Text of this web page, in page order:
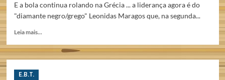
E a bola continua rolando na Grécia ... a liderança agora é do
"diamante negro/grego" Leonidas Maragos que, na segunda...
Leia mais...
about
BRUNSWICK
E.B.T.